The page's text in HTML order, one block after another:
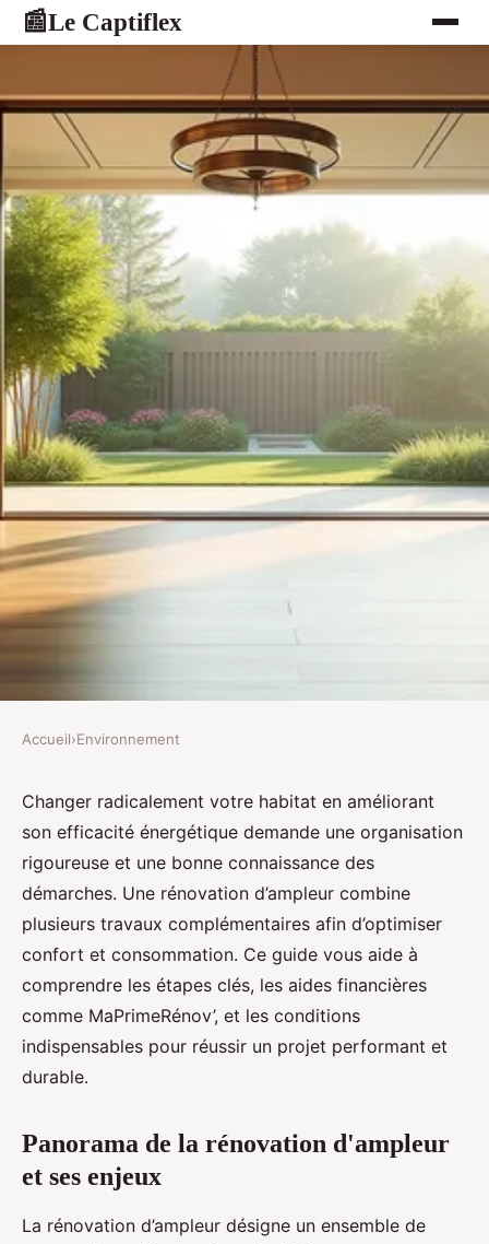
📰Le Captiflex
Rénovation d'ampleur :
optimiser votre projet
énergétique et thermique
Margot•30 octobre 2025•4 min de lecture
Accueil›Environnement
Changer radicalement votre habitat en améliorant
son efficacité énergétique demande une organisation
rigoureuse et une bonne connaissance des
démarches. Une rénovation d’ampleur combine
plusieurs travaux complémentaires afin d’optimiser
confort et consommation. Ce guide vous aide à
comprendre les étapes clés, les aides financières
comme MaPrimeRénov’, et les conditions
indispensables pour réussir un projet performant et
durable.
Panorama de la rénovation d'ampleur
et ses enjeux
La rénovation d’ampleur désigne un ensemble de